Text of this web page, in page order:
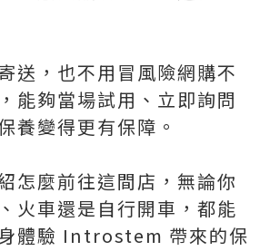
送，也不用冒風險網購不
能夠當場試用、立即詢問
養變得更有保障。
怎麼前往這間店，無論你
火車還是自行開車，都能
體驗 Introstem 帶來的保